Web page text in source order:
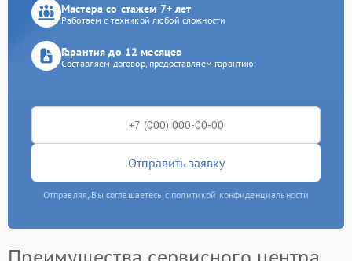
Мастера со стажем 7+ лет
Работаем с техникой любой сложности
Гарантия до 12 месяцев
Составляем договор, предоставляем гарантию
Отправить заявку
Отправляя, Вы соглашаетесь с политикой конфиденциальности